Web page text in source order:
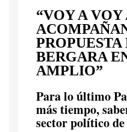
“VOY A VOY
BERGARA
AMPLIO”
Para lo último
más tiempo,
sector político